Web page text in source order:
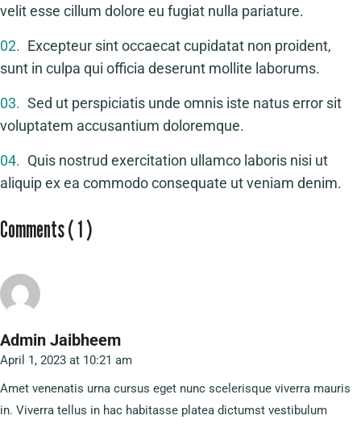
velit esse cillum dolore eu fugiat nulla pariature.
02. Excepteur sint occaecat cupidatat non proident,
sunt in culpa qui officia deserunt mollite laborums.
03. Sed ut perspiciatis unde omnis iste natus error sit
voluptatem accusantium doloremque.
04. Quis nostrud exercitation ullamco laboris nisi ut
aliquip ex ea commodo consequate ut veniam denim.
Comments ( 1 )
Admin Jaibheem
April 1, 2023 at 10:21 am
Amet venenatis urna cursus eget nunc scelerisque viverra mauris
in. Viverra tellus in hac habitasse platea dictumst vestibulum